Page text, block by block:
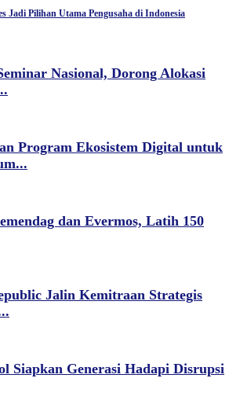
Jadi Pilihan Utama Pengusaha di Indonesia
Nasional, Dorong Alokasi
Program Ekosistem Digital untuk
dan Evermos, Latih 150
Jalin Kemitraan Strategis
Siapkan Generasi Hadapi Disrupsi